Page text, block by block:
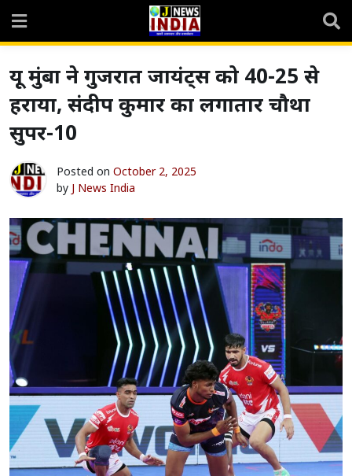
content
यू मुंबा ने गुजरात जायंट्स को 40-25 से
हराया, संदीप कुमार का लगातार चौथा
सुपर-10
Posted on October 2, 2025
by J News India